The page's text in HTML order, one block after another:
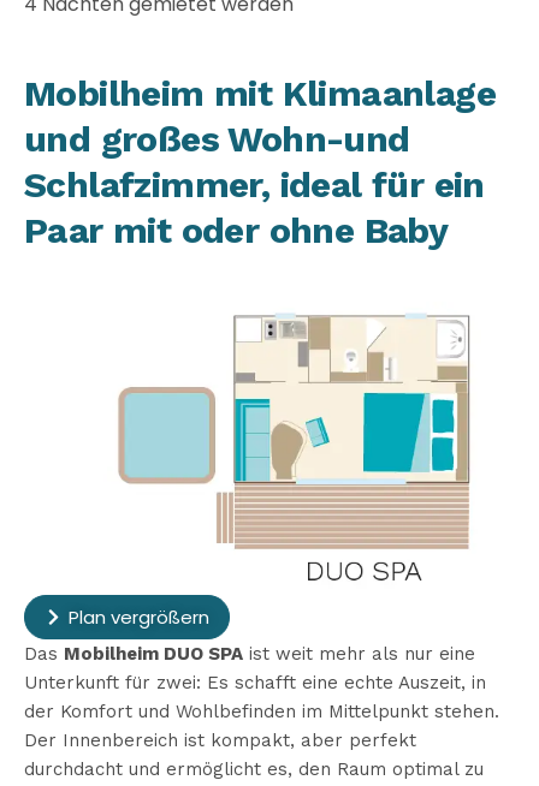
Mobilheim mit Klimaanlage
und großes Wohn-und
Schlafzimmer, ideal für ein
Paar mit oder ohne Baby
Plan vergrößern
Das Mobilheim DUO SPA ist weit mehr als nur eine
Unterkunft für zwei: Es schafft eine echte Auszeit, in
der Komfort und Wohlbefinden im Mittelpunkt stehen.
Der Innenbereich ist kompakt, aber perfekt
durchdacht und ermöglicht es, den Raum optimal zu